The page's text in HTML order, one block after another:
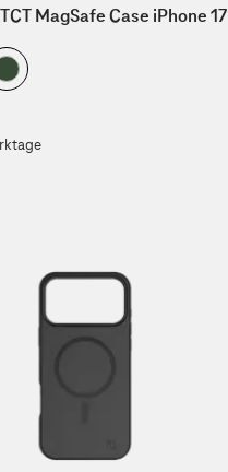
MagSafe Case iPhone 17